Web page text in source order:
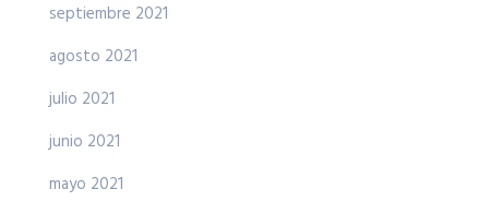
septiembre 2021
agosto 2021
julio 2021
junio 2021
mayo 2021